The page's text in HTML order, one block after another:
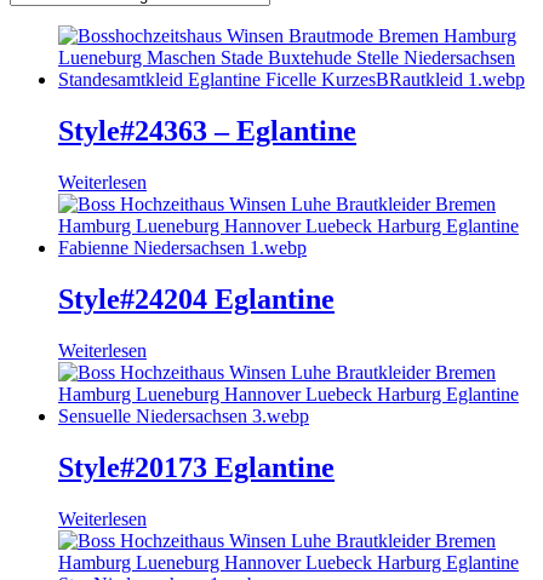
Style#24363 – Eglantine
Weiterlesen
Style#24204 Eglantine
Weiterlesen
Style#20173 Eglantine
Weiterlesen